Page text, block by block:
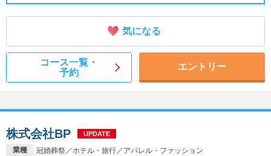
気になる
コース一覧・
予約
エントリー
業種 冠婚葬祭／ホテル・旅行／アパレル・ファッション
株式会社BP UPDATE